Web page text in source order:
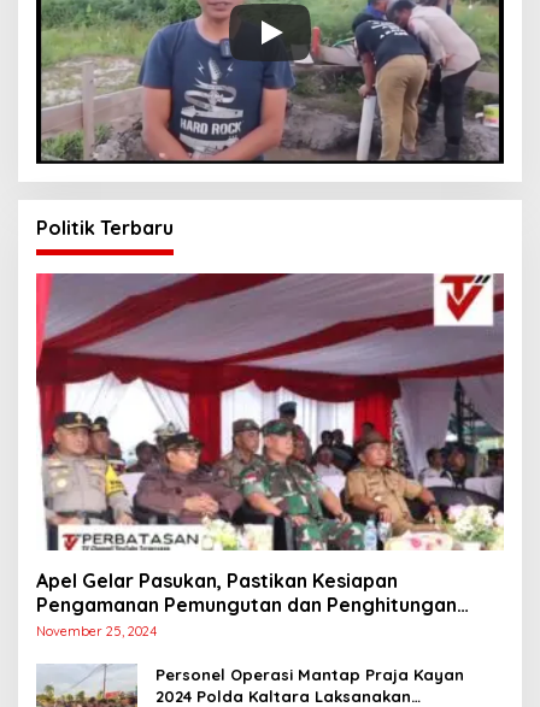
Politik Terbaru
Apel Gelar Pasukan, Pastikan Kesiapan
Pengamanan Pemungutan dan Penghitungan
Suara
November 25, 2024
Personel Operasi Mantap Praja Kayan
2024 Polda Kaltara Laksanakan